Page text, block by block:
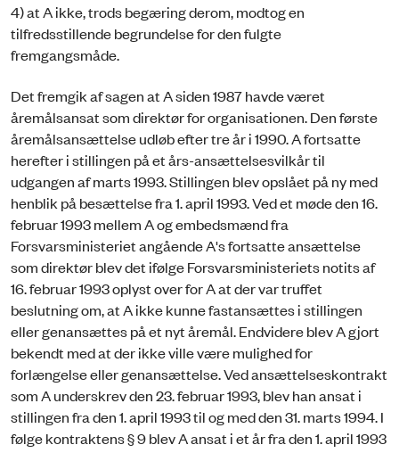
4) at A ikke, trods begæring derom, modtog en
tilfredsstillende begrundelse for den fulgte
fremgangsmåde.
Det fremgik af sagen at A siden 1987 havde været
åremålsansat som direktør for organisationen. Den første
åremålsansættelse udløb efter tre år i 1990. A fortsatte
herefter i stillingen på et års-ansættelsesvilkår til
udgangen af marts 1993. Stillingen blev opslået på ny med
henblik på besættelse fra 1. april 1993. Ved et møde den 16.
februar 1993 mellem A og embedsmænd fra
Forsvarsministeriet angående A's fortsatte ansættelse
som direktør blev det ifølge Forsvarsministeriets notits af
16. februar 1993 oplyst over for A at der var truffet
beslutning om, at A ikke kunne fastansættes i stillingen
eller genansættes på et nyt åremål. Endvidere blev A gjort
bekendt med at der ikke ville være mulighed for
forlængelse eller genansættelse. Ved ansættelseskontrakt
som A underskrev den 23. februar 1993, blev han ansat i
stillingen fra den 1. april 1993 til og med den 31. marts 1994. I
følge kontraktens § 9 blev A ansat i et år fra den 1. april 1993